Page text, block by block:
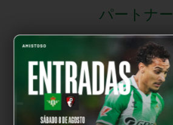
パートナー